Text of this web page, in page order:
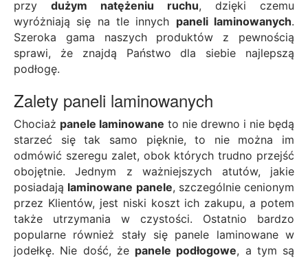
przy dużym natężeniu ruchu, dzięki czemu
wyróżniają się na tle innych paneli laminowanych.
Szeroka gama naszych produktów z pewnością
sprawi, że znajdą Państwo dla siebie najlepszą
podłogę.
Zalety paneli laminowanych
Chociaż panele laminowane to nie drewno i nie będą
starzeć się tak samo pięknie, to nie można im
odmówić szeregu zalet, obok których trudno przejść
obojętnie. Jednym z ważniejszych atutów, jakie
posiadają laminowane panele, szczególnie cenionym
przez Klientów, jest niski koszt ich zakupu, a potem
także utrzymania w czystości. Ostatnio bardzo
popularne również stały się panele laminowane w
jodełkę. Nie dość, że panele podłogowe, a tym są